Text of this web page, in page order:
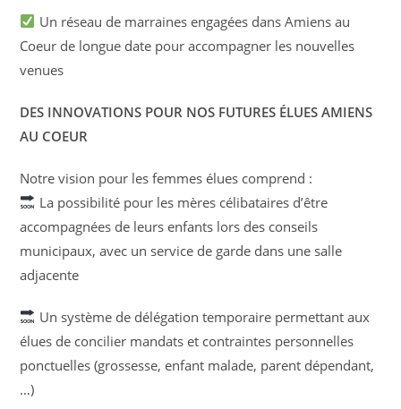
Un réseau de marraines engagées dans Amiens au
Coeur de longue date pour accompagner les nouvelles
venues
DES INNOVATIONS POUR NOS FUTURES ÉLUES AMIENS
AU COEUR
Notre vision pour les femmes élues comprend :
La possibilité pour les mères célibataires d’être
accompagnées de leurs enfants lors des conseils
municipaux, avec un service de garde dans une salle
adjacente
Un système de délégation temporaire permettant aux
élues de concilier mandats et contraintes personnelles
ponctuelles (grossesse, enfant malade, parent dépendant,
…)